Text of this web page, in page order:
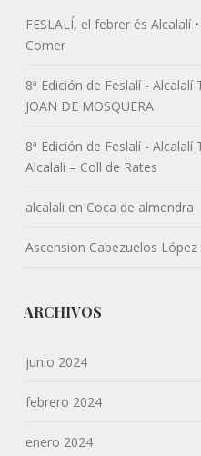
FESLALÍ, el febrer és Alcalalí
Comer
8ª Edición de Feslalí - Alcalalí
JOAN DE MOSQUERA
8ª Edición de Feslalí - Alcalalí
Alcalalí – Coll de Rates
alcalali en Coca de almendra
Ascension Cabezuelos López
ARCHIVOS
junio 2024
febrero 2024
enero 2024